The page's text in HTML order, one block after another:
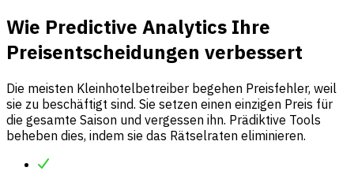
Wie Predictive Analytics Ihre
Preisentscheidungen verbessert
Die meisten Kleinhotelbetreiber begehen Preisfehler, weil
sie zu beschäftigt sind. Sie setzen einen einzigen Preis für
die gesamte Saison und vergessen ihn. Prädiktive Tools
beheben dies, indem sie das Rätselraten eliminieren.